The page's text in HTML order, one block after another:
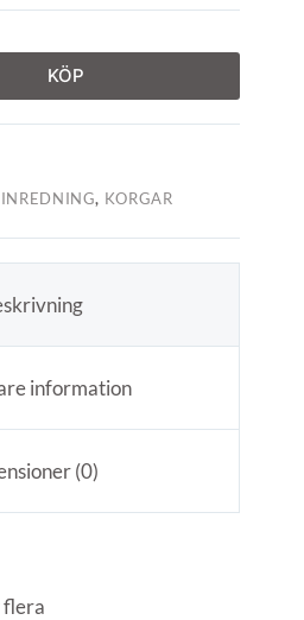
KÖP
INREDNING, KORGAR
information
(0)
flera